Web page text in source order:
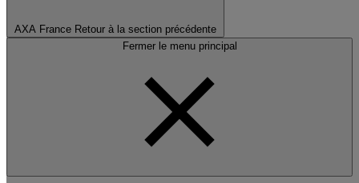
AXA France Retour à la section précédente
Fermer le menu principal